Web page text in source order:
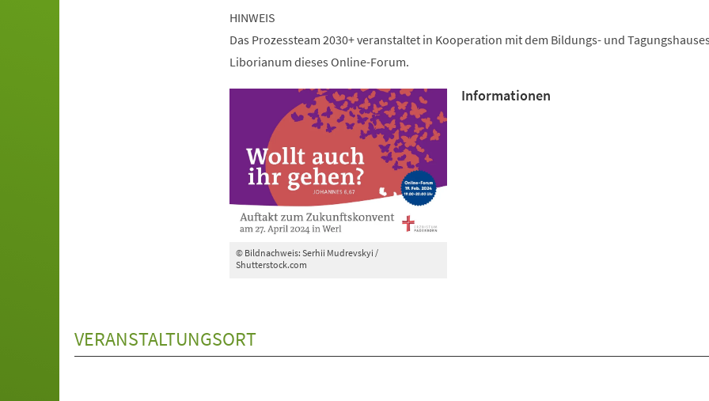
HINWEIS
Das Prozessteam 2030+ veranstaltet in Kooperation mit dem Bildungs- und
Liborianum dieses Online-Forum.
© Bildnachweis: Serhii Mudrevskyi /
Shutterstock.com
Informationen
VERANSTALTUNGSORT